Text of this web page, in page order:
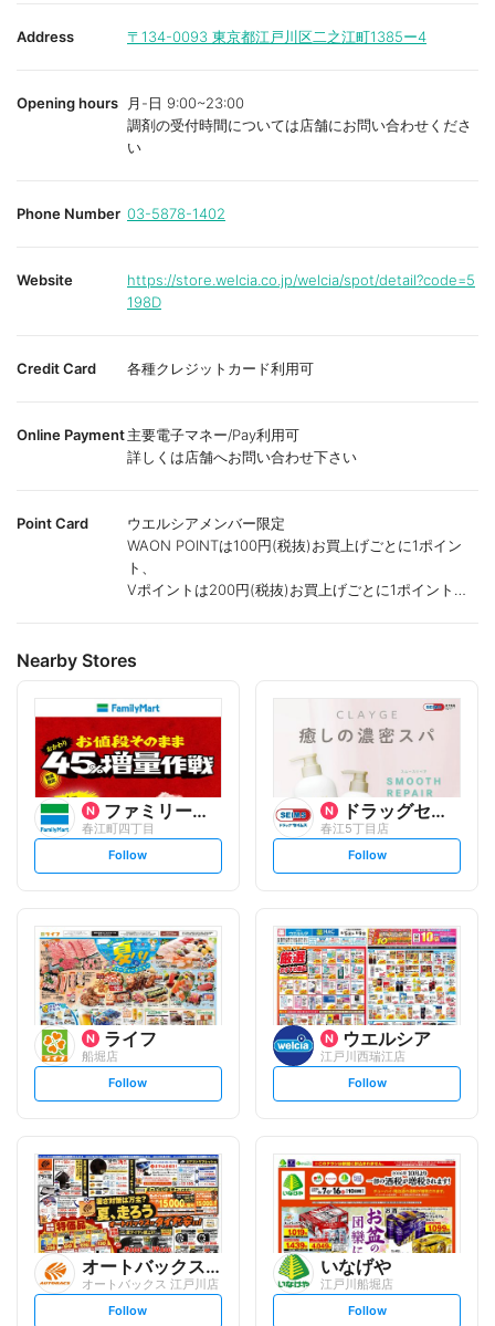
Address 〒134-0093 東京都江戸川区二之江町1385ー4
Opening hours
月-日 9:00~23:00
調剤の受付時間については店舗にお問い合わせくださ
い
Phone Number 03-5878-1402
Website
https://store.welcia.co.jp/welcia/spot/detail?code=5
198D
Credit Card 各種クレジットカード利用可
Online Payment主要電子マネー/Pay利用可
詳しくは店舗へお問い合わせ下さい
Point Card
ウエルシアメンバー限定
WAON POINTは100円(税抜)お買上げごとに1ポイン
ト、
Vポイントは200円(税抜)お買上げごとに1ポイント進
Nearby Stores
ファミリーマート
春江町四丁目
s
t
l
o
w
Follow
ドラッグセイムス
春江5丁目店
s
t
l
o
w
Follow
ライフ
船堀店
s
t
l
o
w
Follow
ウエルシア
江戸川西瑞江店
s
t
o
w
Follow
オートバックスグループ
オートバックス 江戸川店
s
Follow
いなげや
江戸川船堀店
s
Follow